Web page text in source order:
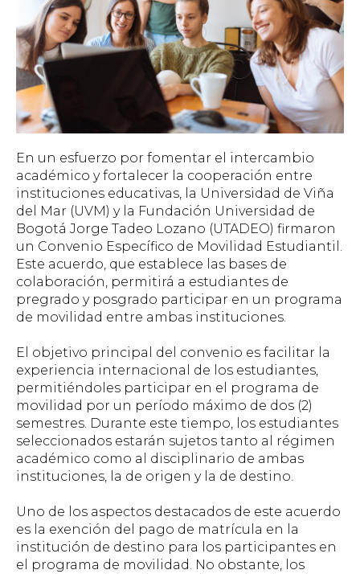
En un esfuerzo por fomentar el intercambio
académico y fortalecer la cooperación entre
instituciones educativas, la Universidad de Viña
del Mar (UVM) y la Fundación Universidad de
Bogotá Jorge Tadeo Lozano (UTADEO) firmaron
un Convenio Específico de Movilidad Estudiantil.
Este acuerdo, que establece las bases de
colaboración, permitirá a estudiantes de
pregrado y posgrado participar en un programa
de movilidad entre ambas instituciones.
El objetivo principal del convenio es facilitar la
experiencia internacional de los estudiantes,
permitiéndoles participar en el programa de
movilidad por un período máximo de dos (2)
semestres. Durante este tiempo, los estudiantes
seleccionados estarán sujetos tanto al régimen
académico como al disciplinario de ambas
instituciones, la de origen y la de destino.
Uno de los aspectos destacados de este acuerdo
es la exención del pago de matrícula en la
institución de destino para los participantes en
el programa de movilidad. No obstante, los